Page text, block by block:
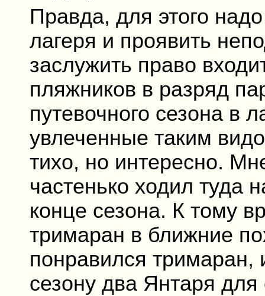
Правда, для этого
лагеря и проявить
заслужить право
пляжников в разряд
путевочного сезона в
увлеченные таким
тихо, но интересно.
частенько ходил туда
конце сезона. К тому
тримаран в ближние
понравился
сезону два Янтаря для